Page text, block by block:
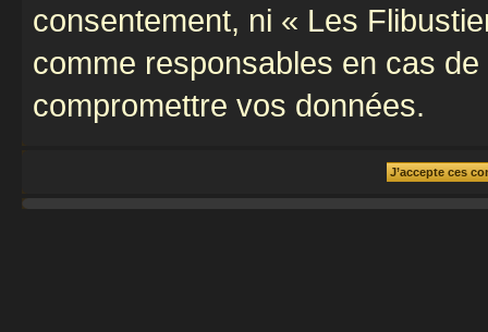
consentement, ni « Les
comme responsables en cas
compromettre vos données.